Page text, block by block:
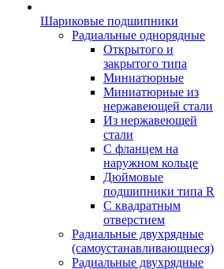
Шариковые подшипники
Радиальные однорядные
Открытого и
закрытого типа
Миниатюрные
Миниатюрные из
нержавеющей стали
Из нержавеющей
стали
С фланцем на
наружном кольце
Дюймовые
подшипники типа R
С квадратным
отверстием
Радиальные двухрядные
(самоустанавливающиеся)
Радиальные двухрядные